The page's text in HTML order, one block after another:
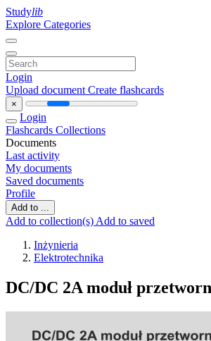
Studylib
Explore Categories
Login
Upload document Create flashcards
×
Login
Flashcards Collections
Documents
Last activity
My documents
Saved documents
Profile
Add to ...
Add to collection(s) Add to saved
Inżynieria
Elektrotechnika
DC/DC 2A moduł